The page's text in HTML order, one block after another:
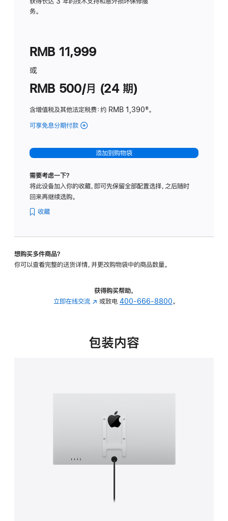
务。
RMB 11,999
或
RMB 500/月 (24 期)
含增值税及其他法定税费：约 RMB 1,390脚
‡。
可享免息分期付款 (Studio
-
标
璃
转
的
添加到购物袋
需要考虑一下？
将此设备加入你的收藏，即可先保留全部配置选择，之后随时
回来再继续选购。
收藏
想购买多件商品？
你可以查看完整的送货详情，并更改购物袋中的商品数量。
获得购买帮助，
立即在线交流 (在
中
或致电 400-666-8800。
包装内容